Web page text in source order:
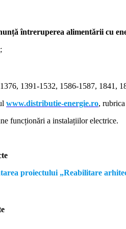
întreruperea alimentării cu
1391-1532, 1586-1587, 1841,
www.distributie-energie.ro,
funcționări a instalațiilor electrice.
proiectului „Reabilitare